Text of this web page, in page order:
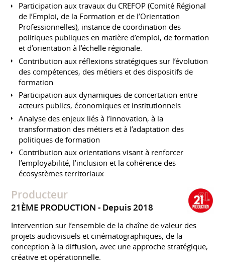
Participation aux travaux du CREFOP (Comité Régional
de l’Emploi, de la Formation et de l’Orientation
Professionnelles), instance de coordination des
politiques publiques en matière d’emploi, de formation
et d’orientation à l’échelle régionale.
Contribution aux réflexions stratégiques sur l’évolution
des compétences, des métiers et des dispositifs de
formation
Participation aux dynamiques de concertation entre
acteurs publics, économiques et institutionnels
Analyse des enjeux liés à l’innovation, à la
transformation des métiers et à l’adaptation des
politiques de formation
Contribution aux orientations visant à renforcer
l’employabilité, l’inclusion et la cohérence des
écosystèmes territoriaux
Producteur
21ÈME PRODUCTION Depuis 2018
Intervention sur l’ensemble de la chaîne de valeur des
projets audiovisuels et cinématographiques, de la
conception à la diffusion, avec une approche stratégique,
créative et opérationnelle.